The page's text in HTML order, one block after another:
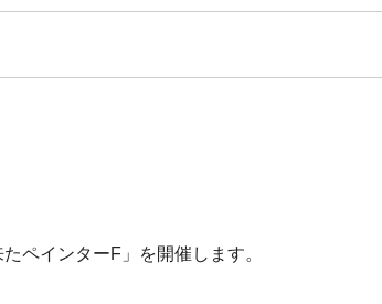
ペインターF」を開催します。